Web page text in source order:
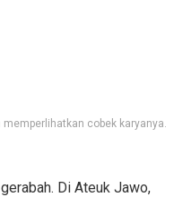
cobek karyanya.
Di Ateuk Jawo,